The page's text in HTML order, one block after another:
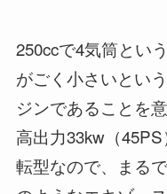
250ccで4気筒とい
がごく小さいとい
ジンであることを
高出力33kw（
転型なので、まる